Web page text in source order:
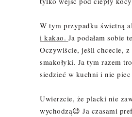
W tym przypadku świetną
i kakao. Ja podałam sobie
Oczywiście, jeśli chcecie,
smakołyki. Ja tym razem
siedzieć w kuchni i nie piec
Uwierzcie, że placki nie
wychodzą😉 Ja czasami